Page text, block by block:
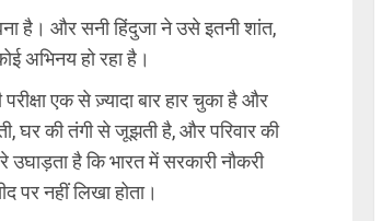
बना है। और सनी हिंदुजा ने उसे इतनी शांत,
अभिनय हो रहा है।
एक से ज़्यादा बार हार चुका है और
घर की तंगी से जूझती है, और परिवार की
उघाड़ता है कि भारत में सरकारी नौकरी
पर नहीं लिखा होता।